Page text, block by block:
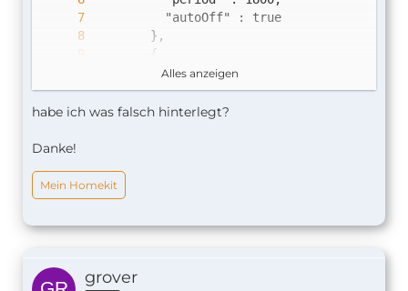
    },
Alles anzeigen
habe ich was falsch hinterlegt?
Danke!
Mein Homekit
grover